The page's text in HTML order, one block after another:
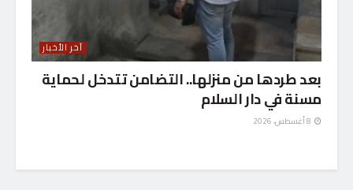
آخر الأخبار
بعد طردها من منزلها.. التضامن تتدخل لحماية
مسنة في دار السلام